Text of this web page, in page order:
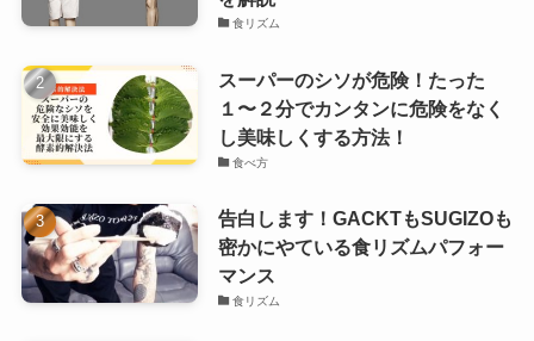
食リズム
スーパーのシソが危険！たった
１〜２分でカンタンに危険をなく
し美味しくする方法！
食べ方
告白します！GACKTもSUGIZOも
密かにやている食リズムパフォー
マンス
食リズム